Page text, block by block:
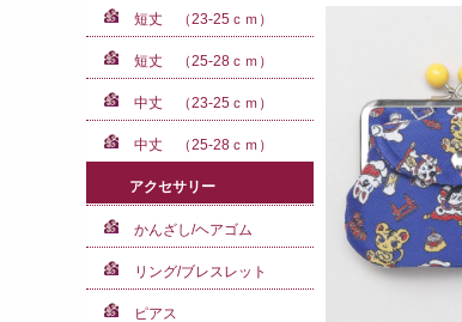
短丈 （23-25ｃｍ）
短丈 （25-28ｃｍ）
中丈 （23-25ｃｍ）
中丈 （25-28ｃｍ）
アクセサリー
かんざし/ヘアゴム
リング/ブレスレット
ピアス